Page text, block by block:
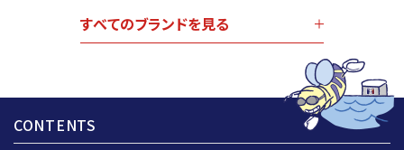
すべてのブランドを見る
CONTENTS